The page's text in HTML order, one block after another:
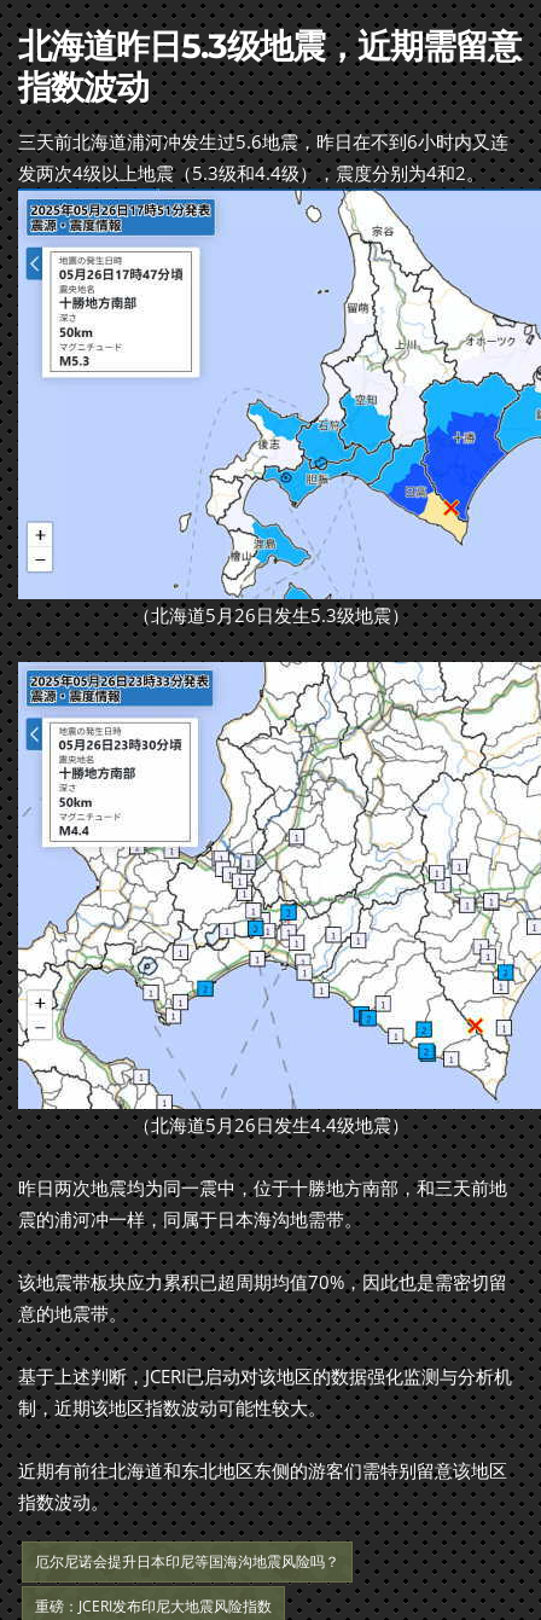
北海道昨日5.3级地震，近期需留意
指数波动
三天前北海道浦河冲发生过5.6地震，昨日在不到6小时内又连
发两次4级以上地震（5.3级和4.4级），震度分别为4和2。
（北海道5月26日发生5.3级地震）
（北海道5月26日发生4.4级地震）
昨日两次地震均为同一震中，位于十勝地方南部，和三天前地
震的浦河冲一样，同属于日本海沟地需带。
该地震带板块应力累积已超周期均值70%，因此也是需密切留
意的地震带。
基于上述判断，JCERI已启动对该地区的数据强化监测与分析机
制，近期该地区指数波动可能性较大。
近期有前往北海道和东北地区东侧的游客们需特别留意该地区
指数波动。
厄尔尼诺会提升日本印尼等国海沟地震风险吗？
重磅：JCERI发布印尼大地震风险指数